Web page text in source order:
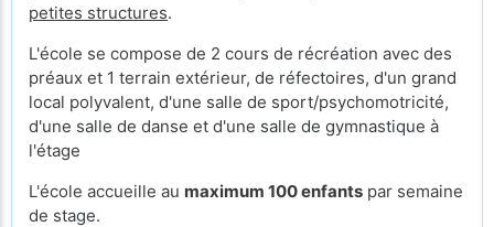
petites structures.
L'école se compose de 2 cours de récréation avec des
préaux et 1 terrain extérieur, de réfectoires, d'un grand
local polyvalent, d'une salle de sport/psychomotricité,
d'une salle de danse et d'une salle de gymnastique à
l'étage
L'école accueille au maximum 100 enfants par semaine
de stage.